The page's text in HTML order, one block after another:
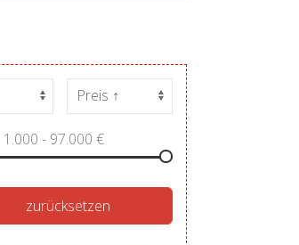
1.000 - 97.000 €
zurücksetzen